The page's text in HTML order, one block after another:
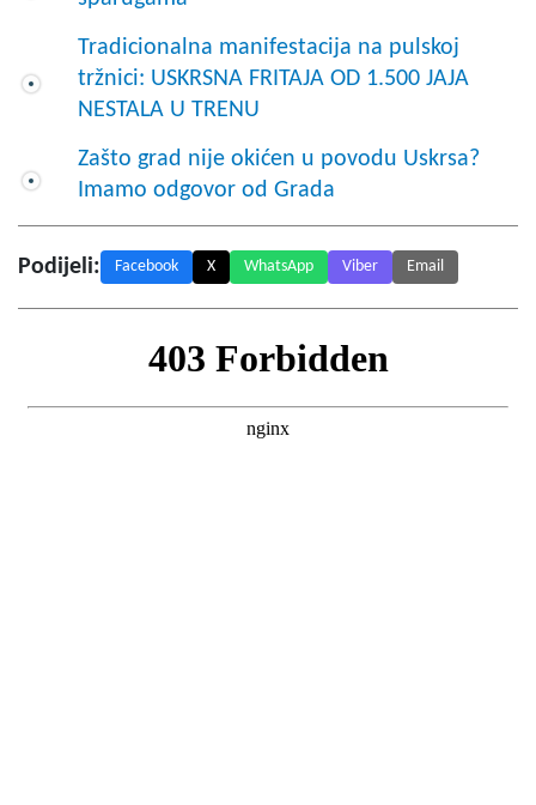
Tradicionalna manifestacija na pulskoj
tržnici: USKRSNA FRITAJA OD 1.500 JAJA
NESTALA U TRENU
Zašto grad nije okićen u povodu Uskrsa?
Imamo odgovor od Grada
Podijeli: Facebook X WhatsApp Viber Email